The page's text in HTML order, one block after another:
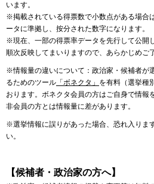
います。
※掲載されている得票数で小数点がある場合
ータに準拠し、按分された数字になります。
※現在、一部の得票率データを先行して公開
順次反映してまいりますので、あらかじめご
※情報量の違いについて：政治家・候補者が
るためのツール 「ボネクタ」 を有料（選挙種
おります。ボネクタ会員の方はご自身で情報
非会員の方とは情報量に差があります。
※選挙情報に誤りがあった場合、恐れ入りま
い。
【候補者・政治家の方へ】